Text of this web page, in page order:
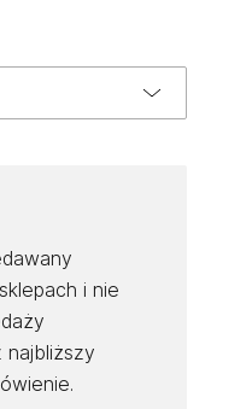
i nie
najbliższy